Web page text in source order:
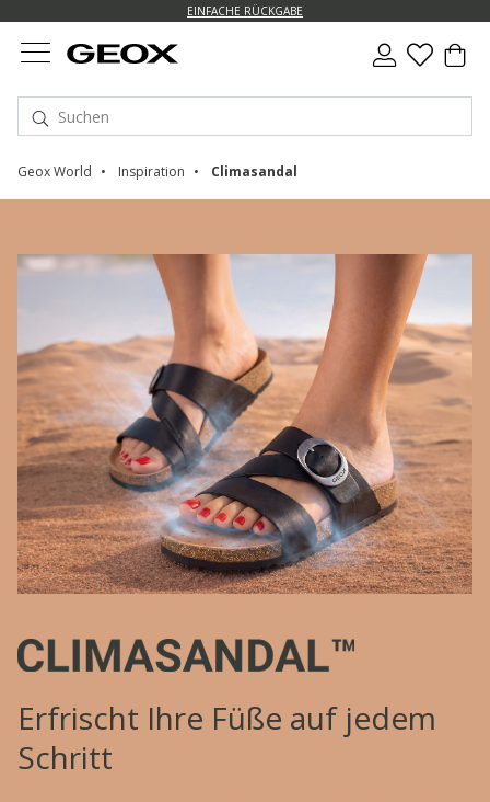
EINFACHE RÜCKGABE
Geox World Inspiration Climasandal
Erfrischt Ihre Füße auf jedem
Schritt